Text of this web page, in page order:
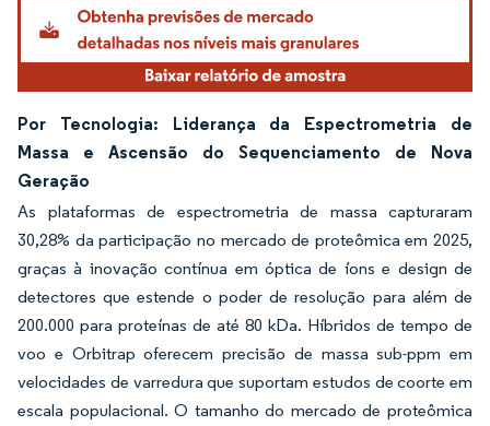
Por Tecnologia: Liderança da Espectrometria de
Massa e Ascensão do Sequenciamento de Nova
Geração
As plataformas de espectrometria de massa capturaram
30,28% da participação no mercado de proteômica em 2025,
graças à inovação contínua em óptica de íons e design de
detectores que estende o poder de resolução para além de
200.000 para proteínas de até 80 kDa. Híbridos de tempo de
voo e Orbitrap oferecem precisão de massa sub-ppm em
velocidades de varredura que suportam estudos de coorte em
escala populacional. O tamanho do mercado de proteômica